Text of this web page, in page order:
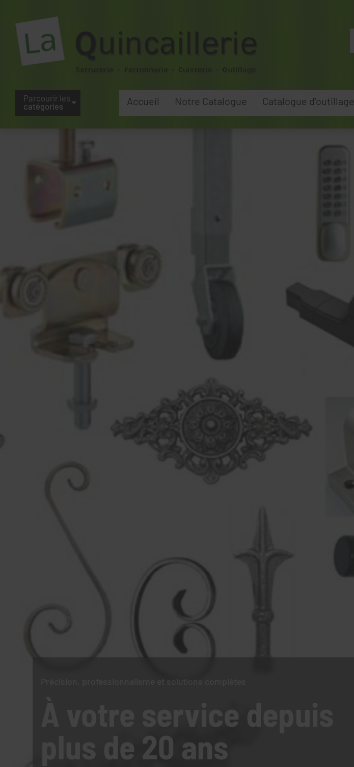
Parcourir les
catégories
Accueil Notre Catalogue Catalogue d'outillage
Précision, professionnalisme et solutions complètes
À votre service depuis
plus de 20 ans